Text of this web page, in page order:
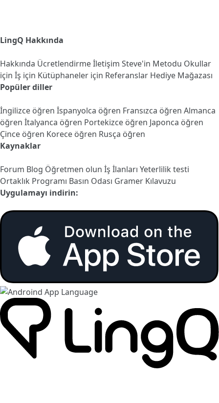
LingQ Hakkında
Hakkında Ücretlendirmeİletişim Steve'in Metodu Okullar
için İş için Kütüphaneler için Referanslar Hediye Mağazası
Popüler diller
İngilizce öğren İspanyolca öğren Fransızca öğren Almanca
öğren İtalyanca öğren Portekizce öğren Japonca öğren
Çince öğren Korece öğren Rusça öğren
Kaynaklar
Forum Blog Öğretmen olun İş İlanları Yeterlilik testi
Ortaklık Programı Basın Odası Gramer Kılavuzu
Uygulamayı indirin: